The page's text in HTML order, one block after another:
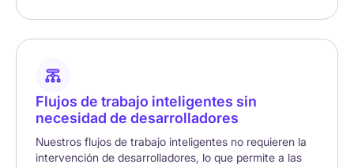
Flujos de trabajo inteligentes sin
necesidad de desarrolladores
Nuestros flujos de trabajo inteligentes no requieren la
intervención de desarrolladores, lo que permite a las